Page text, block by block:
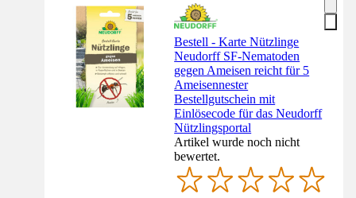
Bestell - Karte Nützlinge
Neudorff SF-Nematoden
gegen Ameisen reicht für 5
Ameisennester
Bestellgutschein mit
Einlösecode für das Neudorff
Nützlingsportal
Artikel wurde noch nicht
bewertet.